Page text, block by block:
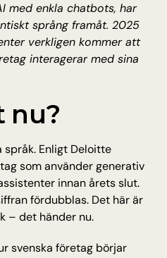
från Tellyou
plattform
och snabbhet
och studentfrågor
med enkla chatbots, har
språng framåt. 2025
verkligen kommer att
interagerar med sina
nu?
språk. Enligt Deloitte
som använder generativ
innan årets slut.
fördubblas. Det här är
– det händer nu.
svenska företag börjar